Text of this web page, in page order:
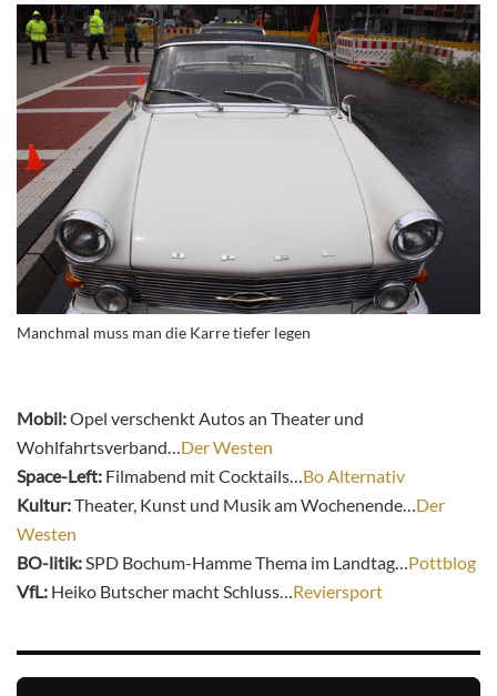
Manchmal muss man die Karre tiefer legen
Mobil:Opel verschenkt Autos an Theater und
Wohlfahrtsverband…Der Westen
Space-Left: Filmabend mit Cocktails…Bo Alternativ
Kultur:Theater, Kunst und Musik am Wochenende…Der
Westen
BO-litik:SPD Bochum-Hamme Thema im Landtag…Pottblog
VfL: Heiko Butscher macht Schluss…Reviersport